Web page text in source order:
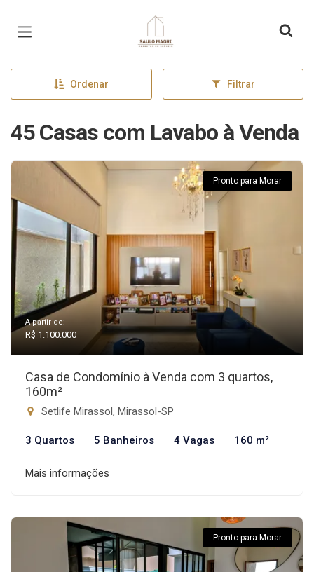
Página inicial
Ordenar Filtrar
45 Casas com Lavabo à Venda
Pronto para Morar
A partir de:
R$ 1.100.000
Casa de Condomínio à Venda com 3 quartos,
160m²
Setlife Mirassol, Mirassol-SP
3 Quartos 5 Banheiros 4 Vagas 160 m²
Mais informações
Pronto para Morar